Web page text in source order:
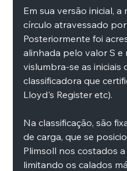
Em sua versão inicial,
círculo atravessado
Posteriormente foi
alinhada pelo valor S e
vislumbra-se as iniciais
classificadora que
Lloyd's Register etc).
Na classificação, são
de carga, que se
Plimsoll nos costados
limitando os calados